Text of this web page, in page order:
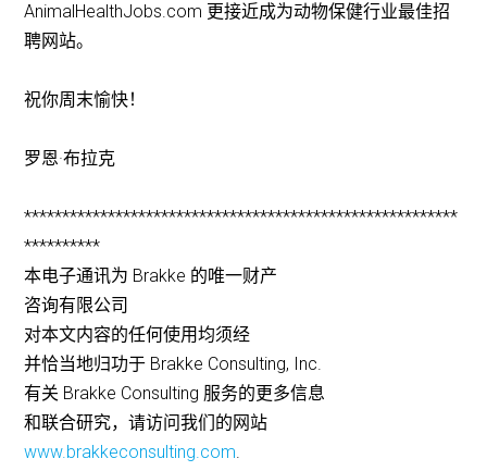
AnimalHealthJobs.com 更接近成为动物保健行业最佳招
聘网站。
祝你周末愉快！
罗恩·布拉克
*********************************************************
**********
本电子通讯为 Brakke 的唯一财产
咨询有限公司
对本文内容的任何使用均须经
并恰当地归功于 Brakke Consulting, Inc.
有关 Brakke Consulting 服务的更多信息
和联合研究，请访问我们的网站
www.brakkeconsulting.com.